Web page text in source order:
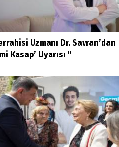
Uzmanı Dr. Savran’dan
Kasap’ Uyarısı “